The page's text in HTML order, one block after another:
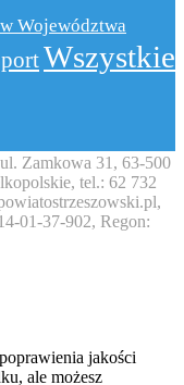
Województwa
Wszystkie
Zamkowa 31, 63-500
tel.: 62 732
01-37-902, Regon:
jakości
ale możesz